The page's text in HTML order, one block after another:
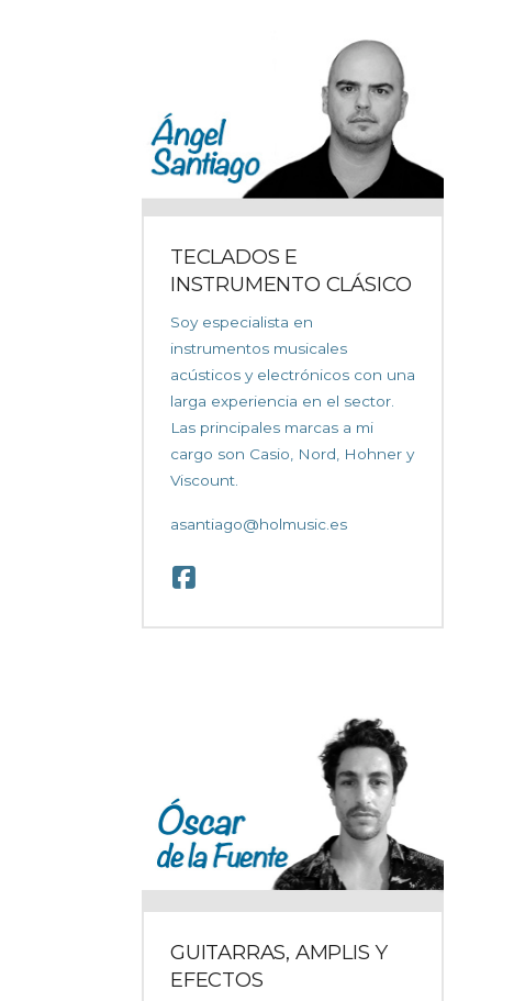
TECLADOS E
INSTRUMENTO CLÁSICO
Soy especialista en
instrumentos musicales
acústicos y electrónicos con una
larga experiencia en el sector.
Las principales marcas a mi
cargo son Casio, Nord, Hohner y
Viscount.
asantiago@holmusic.es
GUITARRAS, AMPLIS Y
EFECTOS